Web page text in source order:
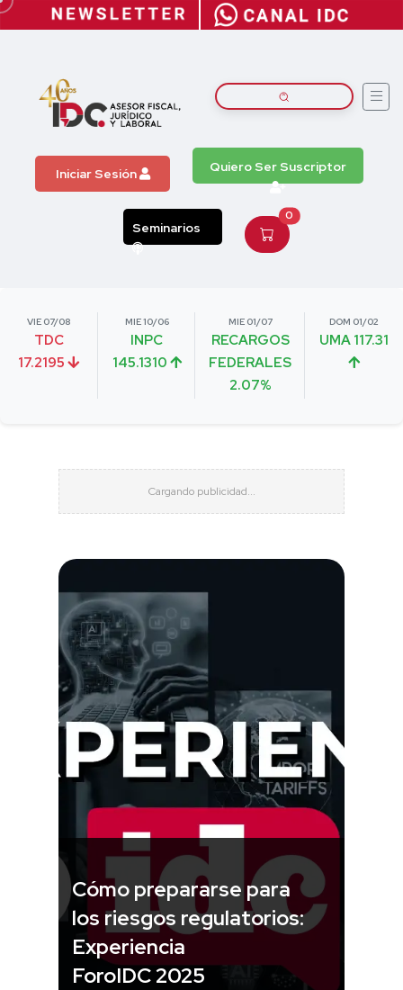
Iniciar Sesión Quiero Ser Suscriptor
Seminarios
0
VIE 07/08
TDC
17.2195
MIE 10/06
INPC
145.1310
MIE 01/07
RECARGOS
FEDERALES
2.07%
DOM 01/02
UMA 117.31
Cómo prepararse para
los riesgos regulatorios:
Experiencia
ForoIDC 2025